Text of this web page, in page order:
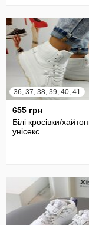
36, 37, 38, 39, 40, 41
655 грн
Білі кросівки/
унісекс